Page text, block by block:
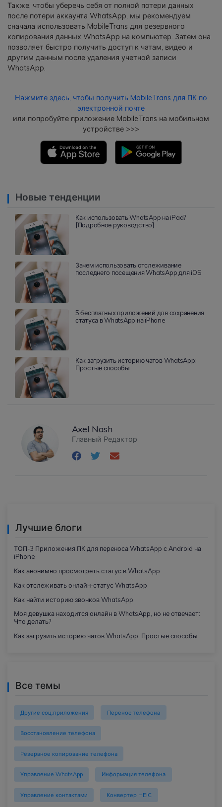
Также, чтобы уберечь себя от полной потери данных
после потери аккаунта WhatsApp, мы рекомендуем
сначала использовать MobileTrans для резервного
копирования данных WhatsApp на компьютер. Затем она
позволяет быстро получить доступ к чатам, видео и
другим данным после удаления учетной записи
WhatsApp.
Нажмите здесь, чтобы получить MobileTrans для ПК по
электронной почте
или попробуйте приложение MobileTrans на мобильном
устройстве >>>
Новые тенденции
Как использовать WhatsApp на iPad?
[Подробное руководство]
Зачем использовать отслеживание
последнего посещения WhatsApp для iOS
5 бесплатных приложений для сохранения
статуса в WhatsApp на iPhone
Как загрузить историю чатов WhatsApp:
Простые способы
Axel Nash
Главный Редактор
Лучшие блоги
ТОП-3 Приложения ПК для переноса WhatsApp с Android на
iPhone
Как анонимно просмотреть статус в WhatsApp
Как отслеживать онлайн-статус WhatsApp
Как найти историю звонков WhatsApp
Моя девушка находится онлайн в WhatsApp, но не отвечает:
Что делать?
Как загрузить историю чатов WhatsApp: Простые способы
Все темы
Другие соц.приложения Перенос телефона
Восстановление телефона
Резервное копирование телефона
Управление WhatsApp Информация телефона
Управление контактами Конвертер HEIC